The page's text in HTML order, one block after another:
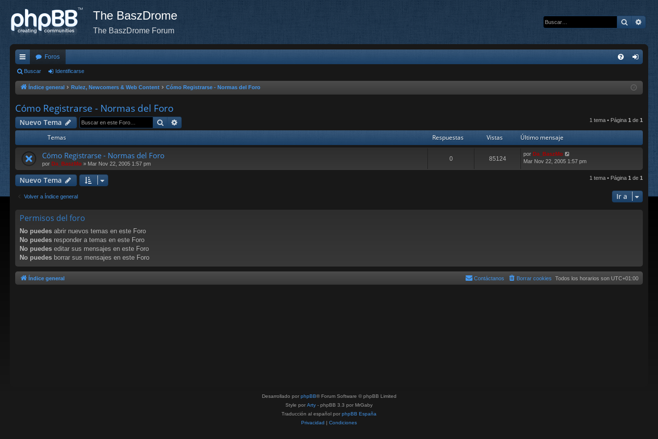
The BaszDrome
The BaszDrome Forum
Buscar
nl
ac
rá
pi
do
Foros
nti
se
Buscar Identificarse
Índice general Rulez, Newcomers & Web Content Cómo Registrarse - Normas del Foro
Cómo Registrarse - Normas del Foro
Nuevo Tema Buscar 1 tema • Página 1 de 1
Temas Respuestas Vistas Último mensaje
Cómo Registrarse - Normas del Foro
por Da_BaszMo » Mar Nov 22, 2005 1:57 pm
0 85124
por Da_BaszMo
Mar Nov 22, 2005 1:57 pm
Nuevo Tema 1 tema • Página 1 de 1
Volver a Índice general Ir a
Permisos del foro
No puedes abrir nuevos temas en este Foro
No puedes responder a temas en este Foro
No puedes editar sus mensajes en este Foro
No puedes borrar sus mensajes en este Foro
Índice general Todos los horarios son UTC+01:00
Borrar cookies
Contáctanos
Desarrollado por phpBB® Forum Software © phpBB Limited
Style por Arty - phpBB 3.3 por MrGaby
Traducción al español por phpBB España
Privacidad | Condiciones